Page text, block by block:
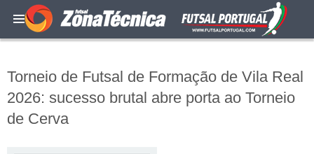
Torneio de Futsal de Formação de Vila Real
2026: sucesso brutal abre porta ao Torneio
de Cerva